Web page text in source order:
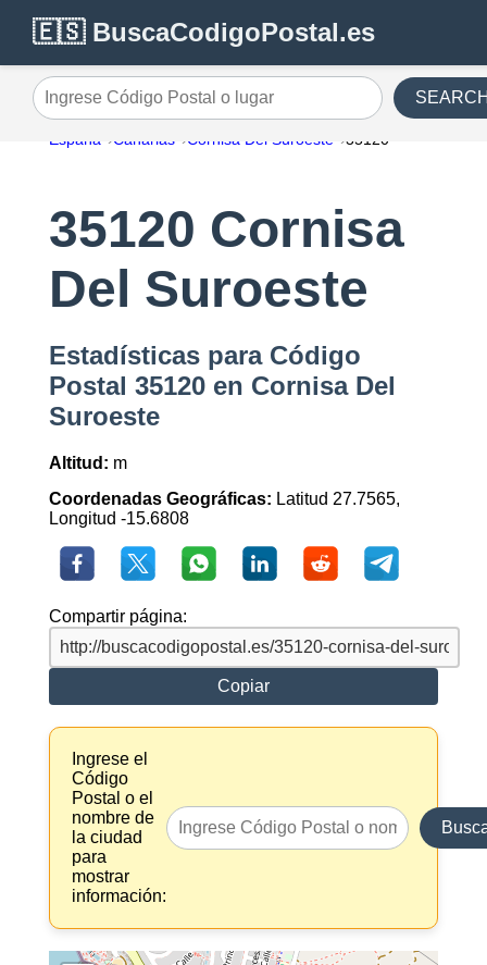
🇪🇸 BuscaCodigoPostal.es
Ingrese Código Postal o lugar
España Canarias Cornisa Del Suroeste 35120
35120 Cornisa
Del Suroeste
Estadísticas para Código
Postal 35120 en Cornisa Del
Suroeste
Altitud: m
Coordenadas Geográficas: Latitud 27.7565,
Longitud -15.6808
Compartir página:
Copiar
Ingrese el
Código
Postal o el
nombre de
la ciudad
para
mostrar
información: